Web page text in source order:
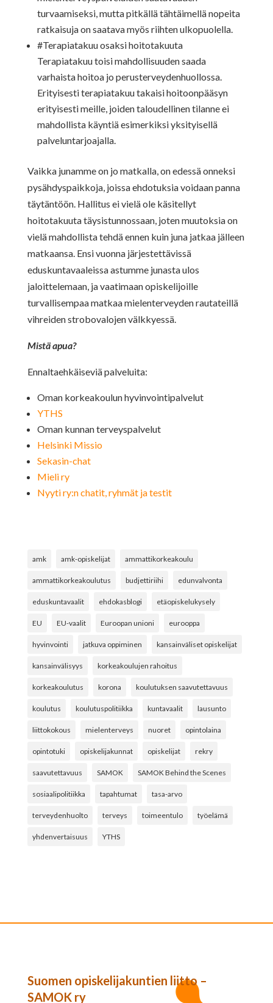
turvaamiseksi, mutta pitkällä tähtäimellä nopeita
ratkaisuja on saatava myös riihten ulkopuolella.
#Terapiatakuu osaksi hoitotakuuta
Terapiatakuu toisi mahdollisuuden saada
varhaista hoitoa jo perusterveydenhuollossa.
Erityisesti terapiatakuu takaisi hoitoonpääsyn
erityisesti meille, joiden taloudellinen tilanne ei
mahdollista käyntiä esimerkiksi yksityisellä
palveluntarjoajalla.
Vaikka junamme on jo matkalla, on edessä onneksi
pysähdyspaikkoja, joissa ehdotuksia voidaan panna
täytäntöön. Hallitus ei vielä ole käsitellyt
hoitotakuuta täysistunnossaan, joten muutoksia on
vielä mahdollista tehdä ennen kuin juna jatkaa jälleen
matkaansa. Ensi vuonna järjestettävissä
eduskuntavaaleissa astumme junasta ulos
jaloittelemaan, ja vaatimaan opiskelijoille
turvallisempaa matkaa mielenterveyden rautateillä
vihreiden strobovalojen välkkyessä.
Mistä apua?
Ennaltaehkäiseviä palveluita:
Oman korkeakoulun hyvinvointipalvelut
YTHS
Oman kunnan terveyspalvelut
Helsinki Missio
Sekasin-chat
Mieli ry
Nyyti ry:n chatit, ryhmät ja testit
amk amk-opiskelijat ammattikorkeakoulu
ammattikorkeakoulutus budjettiriihi edunvalvonta
eduskuntavaalit ehdokasblogi etäopiskelukysely
EU EU-vaalit Euroopan unioni eurooppa
hyvinvointi jatkuva oppiminen kansainväliset opiskelijat
kansainvälisyys korkeakoulujen rahoitus
korkeakoulutus korona koulutuksen saavutettavuus
koulutus koulutuspolitiikka kuntavaalit lausunto
liittokokous mielenterveys nuoret opintolaina
opintotuki opiskelijakunnat opiskelijat rekry
saavutettavuus SAMOK SAMOK Behind the Scenes
sosiaalipolitiikka tapahtumat tasa-arvo
terveydenhuolto terveys toimeentulo työelämä
yhdenvertaisuus YTHS
Suomen opiskelijakuntien liitto –
SAMOK ry